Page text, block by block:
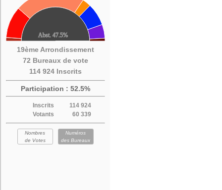
19ème Arrondissement
72 Bureaux de vote
114 924 Inscrits
Participation : 52.5%
Inscrits
114 924
Votants
60 339
Nombres
de Votes
Numéros
des Bureaux